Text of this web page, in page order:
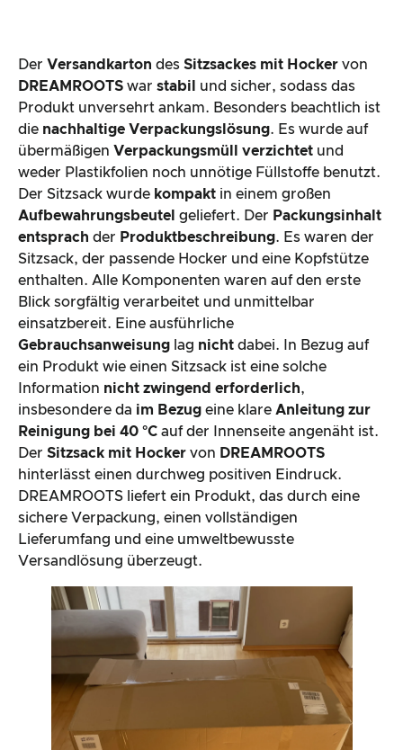
Der Versandkarton des Sitzsackes mit Hocker von
DREAMROOTS war stabil
und sicher, sodass das
Produkt unversehrt ankam. Besonders beachtlich ist
die nachhaltige Verpackungslösung. Es wurde auf
übermäßigen Verpackungsmüll verzichtet und
weder Plastikfolien noch unnötige Füllstoffe benutzt.
Der Sitzsack wurde kompakt in einem großen
Aufbewahrungsbeutel geliefert. Der Packungsinhalt
entsprach der Produktbeschreibung. Es waren der
Sitzsack, der passende Hocker und eine Kopfstütze
enthalten. Alle Komponenten waren auf den erste
Blick sorgfältig verarbeitet und unmittelbar
einsatzbereit. Eine ausführliche
Gebrauchsanweisung lag nicht dabei. In Bezug auf
ein Produkt wie einen Sitzsack ist eine solche
Information nicht zwingend erforderlich,
insbesondere da im Bezug eine klare Anleitung zur
Reinigung bei 40 °C auf der Innenseite angenäht ist.
Der Sitzsack mit Hocker von DREAMROOTS
hinterlässt einen durchweg positiven Eindruck.
DREAMROOTS liefert ein Produkt, das durch eine
sichere Verpackung, einen vollständigen
Lieferumfang und eine umweltbewusste
Versandlösung überzeugt.